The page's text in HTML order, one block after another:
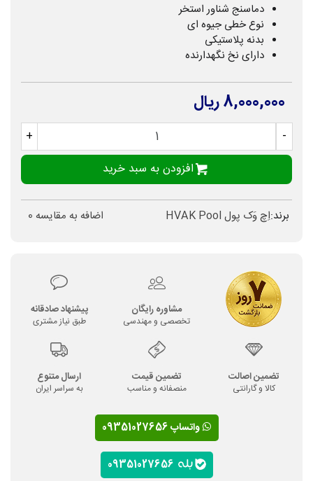
دماسنج شناور استخر
نوع خطی جیوه ای
بدنه پلاستیکی
دارای نخ نگهدارنده
8,000,000 ریال
-
+
افزودن به سبد خرید
برند:اِچ وَک پول HVAK Pool اضافه به مقایسه 0
مشاوره رایگان
تخصصی و مهندسی
پیشنهاد صادقانه
طبق نیاز مشتری
تضمین اصالت
کالا و گارانتی
تضمین قیمت
منصفانه و مناسب
ارسال متنوع
به سراسر ایران
واتساپ 09351027656